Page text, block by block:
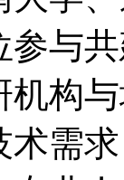
参与
机构
术需